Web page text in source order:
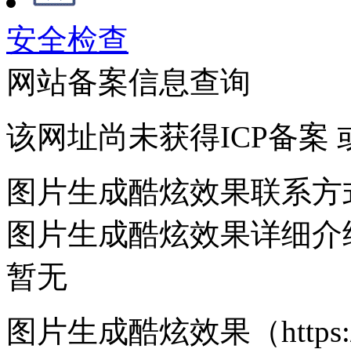
安全检查
网站备案信息查询
该网址尚未获得ICP备案
图片生成酷炫效果联系方
图片生成酷炫效果详细介
暂无
图片生成酷炫效果（